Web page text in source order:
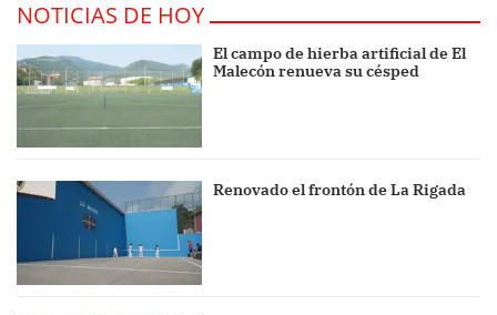
NOTICIAS DE HOY
El campo de hierba artificial de El
Malecón renueva su césped
Renovado el frontón de La Rigada